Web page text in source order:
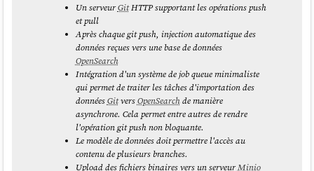
Un serveurGitHTTP supportant les opérations push
et pull
Après chaquegit push, injection automatique des
données reçues vers une base de données
OpenSearch
Intégration d'un système de job queue minimaliste
qui permet de traiter les tâches d'importation des
donnéesGitversOpenSearchde manière
asynchrone. Cela permet entre autres de rendre
l'opérationgit pushnon bloquante.
Le modèle de données doit permettre l'accès au
contenu de plusieurs branches.
Upload des fichiers binaires vers un serveurMinio